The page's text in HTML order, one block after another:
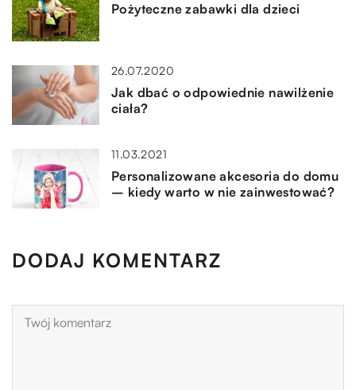
Pożyteczne zabawki dla dzieci
26.07.2020
Jak dbać o odpowiednie nawilżenie
ciała?
11.03.2021
Personalizowane akcesoria do domu
– kiedy warto w nie zainwestować?
DODAJ KOMENTARZ